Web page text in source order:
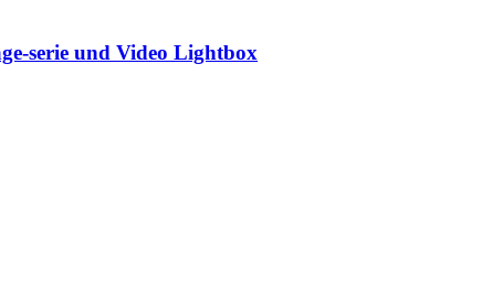
serie und Video Lightbox